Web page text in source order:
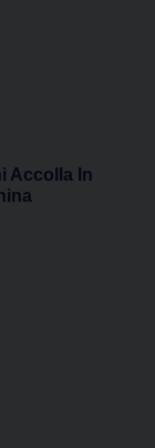
Accolla In